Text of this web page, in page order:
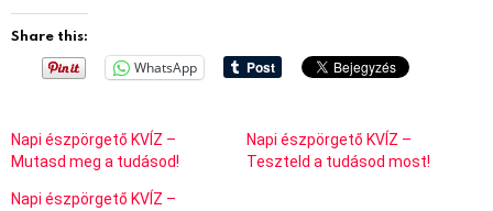
Share this:
WhatsApp
Napi észpörgető KVÍZ –
Mutasd meg a tudásod!
Napi észpörgető KVÍZ –
Teszteld a tudásod most!
Napi észpörgető KVÍZ –